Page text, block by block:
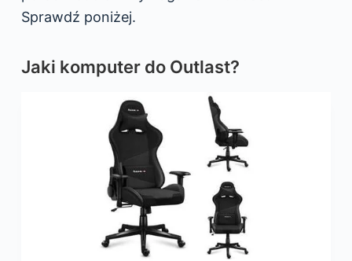
Sprawdź poniżej.
Jaki komputer do Outlast?